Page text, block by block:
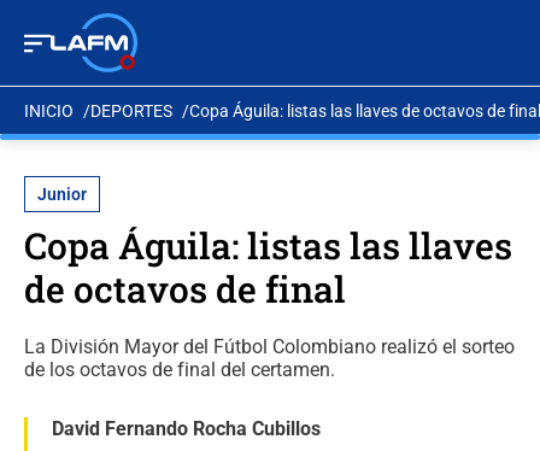
INICIO DEPORTES Copa Águila: listas las llaves de octavos de final
Junior
Copa Águila: listas las llaves
de octavos de final
La División Mayor del Fútbol Colombiano realizó el sorteo
de los octavos de final del certamen.
David Fernando Rocha Cubillos